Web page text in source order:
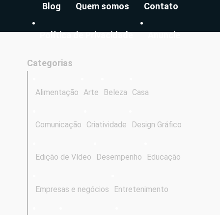
Blog Quem somos Contato
Política de Privacidade Anuncie
Categorias
Alimentação Arte Beleza Casa
Comunicação Criatividade Design Gráfico
Edição de Vídeo Desempenho Educação
Empresas e negócios Entretenimento